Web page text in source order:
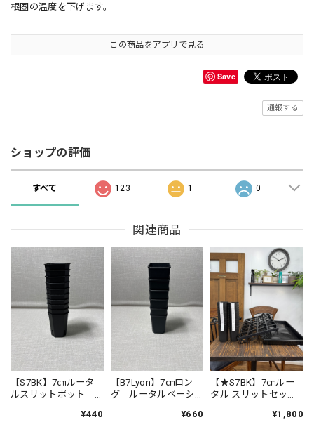
根圏の温度を下げます。
この商品をアプリで見る
Save
通報する
ショップの評価
すべて 123 1 0
関連商品
【S7BK】7㎝ルータ
ルスリットポット
¥440
【B7Lyon】7㎝ロン
グ ルータルベーシ
¥660
【★S7BK】7㎝ルー
タル スリットセッ
７cmポット24個・ト
¥1,800